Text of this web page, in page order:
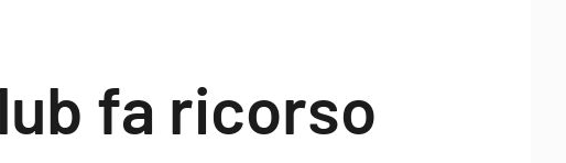
fa ricorso